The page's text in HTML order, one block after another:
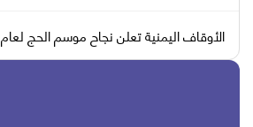
الأوقاف اليمنية تعلن نجاح موسم الحج لعام 1447هـ